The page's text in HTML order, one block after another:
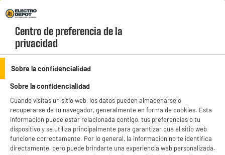
Menú
geolocation-header-icon-text
account
Utensilos de cocina
ELECTROCHOLLOS
Centro de preferencia de la
privacidad
Sobre la confidencialidad
Sobre la confidencialidad
Cuando visitas un sitio web, los datos pueden almacenarse o
recuperarse de tu navegador, generalmente en forma de cookies. Esta
información puede estar relacionada contigo, tus preferencias o tu
dispositivo y se utiliza principalmente para garantizar que el sitio web
funcione correctamente. Por lo general, la información no te identifica
directamente, pero puede brindarte una experiencia web personalizada.